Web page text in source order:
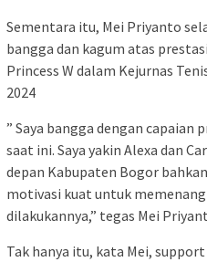
Sementara itu, Mei Priyanto
bangga dan kagum atas
Princess W dalam Kejurnas
2024
” Saya bangga dengan capaian
saat ini. Saya yakin Alexa dan
depan Kabupaten Bogor
motivasi kuat untuk
dilakukannya,” tegas Mei
Tak hanya itu, kata Mei,